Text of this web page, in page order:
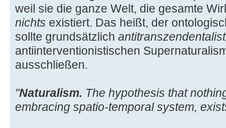
weil sie die ganze Welt, die gesamte
nichts existiert. Das heißt, der
sollte grundsätzlich
antiinterventionistischen
ausschließen.
"Naturalism. The hypothesis that
embracing spatio-temporal system,